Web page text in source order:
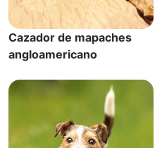
Cazador de mapaches
angloamericano